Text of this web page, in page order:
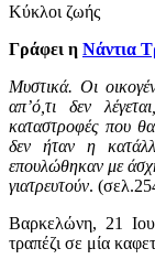
Κύκλοι ζωής
Γράφει η Νάντια
Μυστικά. Οι
απ’ό,τι δεν
καταστροφές που
δεν ήταν η
επουλώθηκαν με
γιατρευτούν.
Βαρκελώνη, 21
τραπέζι σε μία